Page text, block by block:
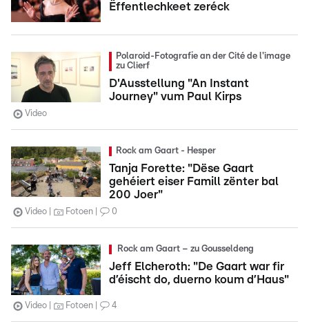
Ëffentlechkeet zeréck
Polaroid-Fotografie an der Cité de l'image
zu Clierf
D'Ausstellung "An Instant
Journey" vum Paul Kirps
Video
Rock am Gaart - Hesper
Tanja Forette: "Dëse Gaart
gehéiert eiser Famill zënter bal
200 Joer"
Video Fotoen 0
Rock am Gaart – zu Gousseldeng
Jeff Elcheroth: "De Gaart war fir
d’éischt do, duerno koum d’Haus"
Video Fotoen 4